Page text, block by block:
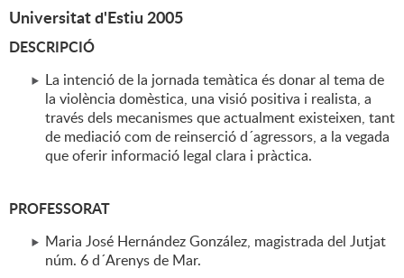
Universitat d'Estiu 2005
DESCRIPCIÓ
La intenció de la jornada temàtica és donar al tema de
la violència domèstica, una visió positiva i realista, a
través dels mecanismes que actualment existeixen, tant
de mediació com de reinserció d´agressors, a la vegada
que oferir informació legal clara i pràctica.
PROFESSORAT
Maria José Hernández González, magistrada del Jutjat
núm. 6 d´Arenys de Mar.